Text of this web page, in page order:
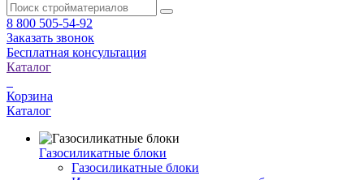
8 800 505-54-92
Заказать звонок
Бесплатная консультация
Каталог
Корзина
Каталог
Газосиликатные блоки
Газосиликатные блоки